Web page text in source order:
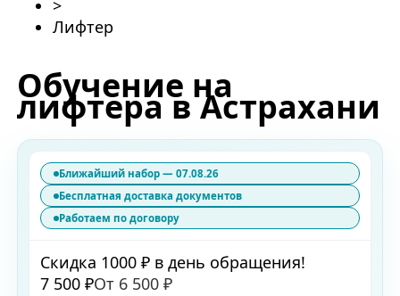
>
Лифтер
Обучение на
лифтера в Астрахани
Ближайший набор — 07.08.26
Бесплатная доставка документов
Работаем по договору
Скидка 1000 ₽ в день обращения!
7 500 ₽От 6 500 ₽